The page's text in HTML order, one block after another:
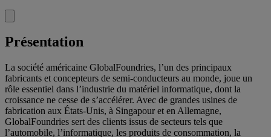
Présentation
La société américaine GlobalFoundries, l’un des principaux
fabricants et concepteurs de semi-conducteurs au monde, joue un
rôle essentiel dans l’industrie du matériel informatique, dont la
croissance ne cesse de s’accélérer. Avec de grandes usines de
fabrication aux États-Unis, à Singapour et en Allemagne,
GlobalFoundries sert des clients issus de secteurs tels que
l’automobile, l’informatique, les produits de consommation, la